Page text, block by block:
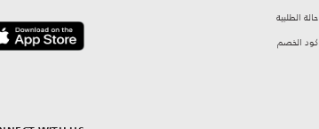
حالة الطلبية
كود الخصم